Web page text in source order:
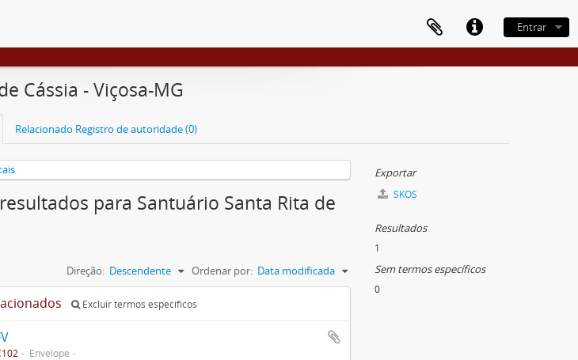
Entrar
Cássia - Viçosa-MG
Relacionado Registro de autoridade (0)
para Santuário Santa Rita de
Ordenar por: Data modificada
Direção: Descendente
Excluir termos específicos
Envelope
Exportar
SKOS
Resultados
1
Sem termos específicos
0